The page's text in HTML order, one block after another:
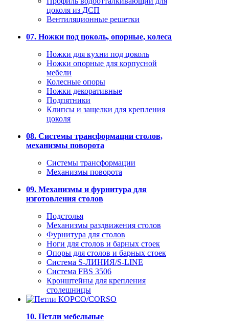
цоколя из ДСП
Вентиляционные решетки
07. Ножки под цоколь, опорные, колеса
Ножки для кухни под цоколь
Ножки опорные для корпусной
мебели
Колесные опоры
Ножки декоративные
Подпятники
Клипсы и защелки для крепления
цоколя
08. Системы трансформации столов,
механизмы поворота
Системы трансформации
Механизмы поворота
09. Механизмы и фурнитура для
изготовления столов
Подстолья
Механизмы раздвижения столов
Фурнитура для столов
Ноги для столов и барных стоек
Опоры для столов и барных стоек
Система S-ЛИНИЯ/S-LINE
Система FBS 3506
Кронштейны для крепления
столешницы
10. Петли мебельные